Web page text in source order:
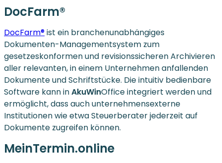
DocFarm®
DocFarm®ist ein branchenunabhängiges
Dokumenten-Managementsystem zum
gesetzeskonformen und revisionssicheren Archivieren
aller relevanten, in einem Unternehmen anfallenden
Dokumente und Schriftstücke. Die intuitiv bedienbare
Software kann inAkuWinOffice integriert werden und
ermöglicht, dass auch unternehmensexterne
Institutionen wie etwa Steuerberater jederzeit auf
Dokumente zugreifen können.
MeinTermin.online